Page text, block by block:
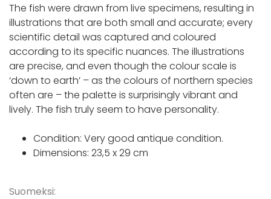
The fish were drawn from live specimens, resulting in
illustrations that are both small and accurate; every
scientific detail was captured and coloured
according to its specific nuances. The illustrations
are precise, and even though the colour scale is
‘down to earth’ – as the colours of northern species
often are – the palette is surprisingly vibrant and
lively. The fish truly seem to have personality.
Condition: Very good antique condition.
Dimensions: 23,5 x 29 cm
Suomeksi: